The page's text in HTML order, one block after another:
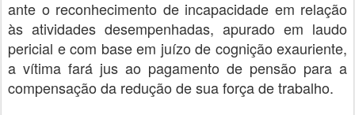
ante o reconhecimento de incapacidade em relação
às atividades desempenhadas, apurado em laudo
pericial e com base em juízo de cognição exauriente,
a vítima fará jus ao pagamento de pensão para a
compensação da redução de sua força de trabalho.